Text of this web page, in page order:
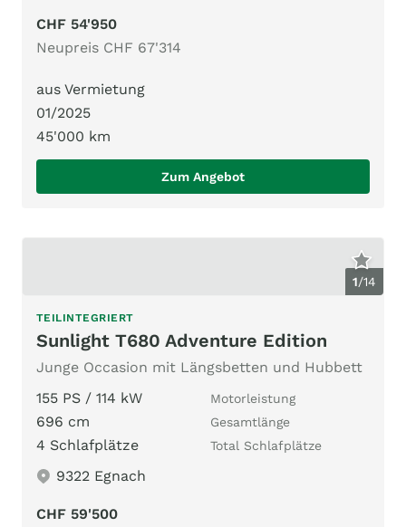
CHF 54'950
Neupreis CHF 67'314
aus Vermietung
01/2025
45'000 km
Zum Angebot
1/14
TEILINTEGRIERT
Sunlight T680 Adventure Edition
Junge Occasion mit Längsbetten und Hubbett
155 PS / 114 kW
Motorleistung
696 cm Gesamtlänge
4 Schlafplätze Total Schlafplätze
9322 Egnach
CHF 59'500